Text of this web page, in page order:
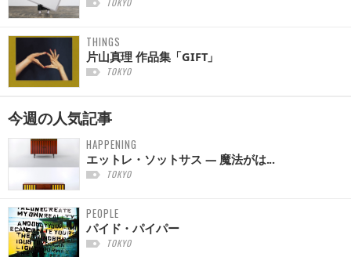
THINGS
片山真理 作品集「GIFT」
TOKYO
今週の人気記事
HAPPENING
エットレ・ソットサス — 魔法がは...
TOKYO
PEOPLE
パイド・パイパー
TOKYO